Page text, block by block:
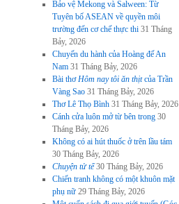
Bảo vệ Mekong và Salween: Từ
Tuyên bố ASEAN về quyền môi
trường đến cơ chế thực thi 31 Tháng
Bảy, 2026
Chuyến du hành của Hoàng đế An
Nam 31 Tháng Bảy, 2026
Bài thơHôm nay tôi ăn thịtcủa Trần
Vàng Sao 31 Tháng Bảy, 2026
Thơ Lê Thọ Bình 31 Tháng Bảy, 2026
Cánh cửa luôn mở từ bên trong 30
Tháng Bảy, 2026
Không có ai hút thuốc ở trên lầu tám
30 Tháng Bảy, 2026
Chuyện tử tế 30 Tháng Bảy, 2026
Chiến tranh không có một khuôn mặt
phụ nữ 29 Tháng Bảy, 2026